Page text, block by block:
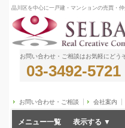
品川区を中心に一戸建・マンションの売買・
お問い合わせ・ご相談はお気軽にどう
03-3492-5721
お問い合わせ・ご相談 会社案内
メニュー一覧